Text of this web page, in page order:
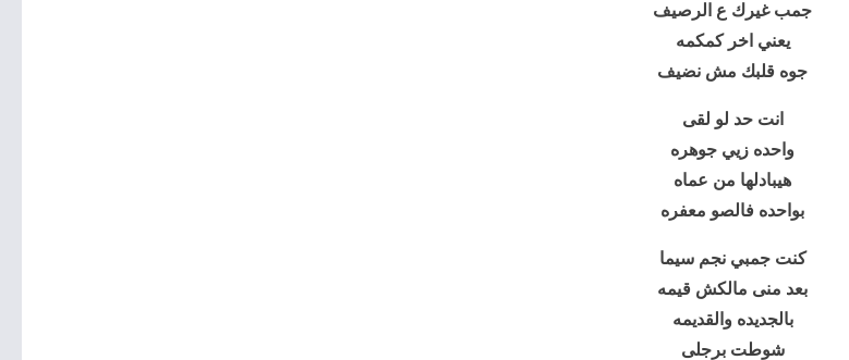
جمب غيرك ع الرصيف
يعني اخر كمكمه
جوه قلبك مش نضيف
انت حد لو لقى
واحده زيي جوهره
هيبادلها من عماه
بواحده فالصو معفره
كنت جمبي نجم سيما
بعد منى مالكش قيمه
بالجديده والقديمه
شوطت برجلى